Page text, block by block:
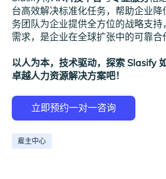
台高效解决标准化任务，帮助企业
务团队为企业提供全方位的战略支
需求，是企业在全球扩张中的可靠合
以人为本，技术驱动，探索 Slasify
卓越人力资源解决方案吧！
雇主中心